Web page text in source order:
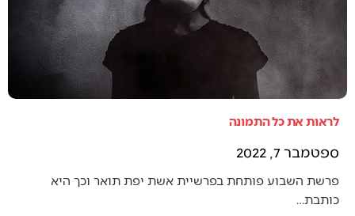
לראות את כל התמונה
ספטמבר 7, 2022
פרשת השבוע פותחת בפרשיית אשת יפת תואר וכך היא
כותבת…